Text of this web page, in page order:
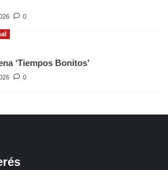
0
‘Tiempos Bonitos’
0